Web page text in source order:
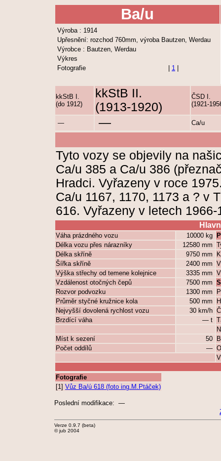
Ba/u
Výroba : 1914
Upřesnění: rozchod 760mm, výroba Bautzen, Werdau
Výrobce : Bautzen, Werdau
Výkres
Fotografie
1
kkStB I.
(do 1912)
kkStB II.
(1913-1920)
ČSD I.
(1921-
— — Ca/u
Tyto vozy se objevily na
Ca/u 385 a Ca/u 386
Hradci. Vyřazeny v roce
Ca/u 1167, 1170, 1173 a ? v
616. Vyřazeny v letech 1966-
Váha prázdného vozu 10000 kg
Délka vozu přes nárazníky
12580 mm
Délka skříně
9750 mm
Šířka skříně
2400 mm
Výška střechy od temene kolejnice
3335 mm
Vzdálenost otočných čepů
7500 mm
Rozvor podvozku
1300 mm
Průměr styčné kružnice kola
500 mm
Nejvyšší dovolená rychlost vozu
30 km/h
Brzdící váha
— t
Míst k sezení
50
Počet oddílů
—
Fotografie
[1] Vůz Ba/ú 618 (foto ing.M.Ptáček)
Poslední modifikace: —
Verze 0.9.7 (beta)
© jub 2004